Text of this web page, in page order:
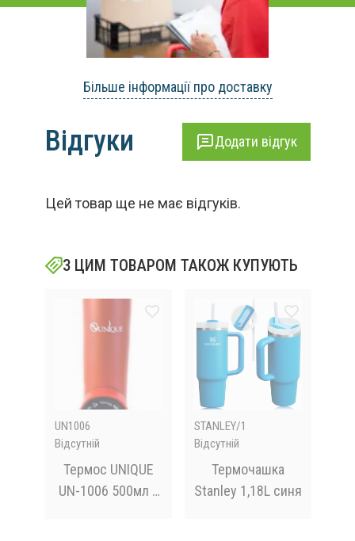
Більше інформації про доставку
Відгуки Додати відгук
Цей товар ще не має відгуків.
З ЦИМ ТОВАРОМ ТАКОЖ КУПУЮТЬ
UN1006
Відсутній
Термос UNIQUE
UN-1006 500мл з
STANLEY/1
Відсутній
Термочашка
Stanley 1,18L синя